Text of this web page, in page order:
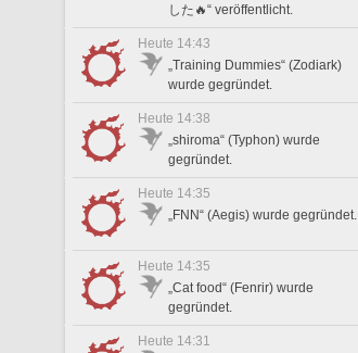
した🔥“ veröffentlicht.
Heute 14:43
„Training Dummies“ (Zodiark)
wurde gegründet.
Heute 14:38
„shiroma“ (Typhon) wurde
gegründet.
Heute 14:35
„FNN“ (Aegis) wurde gegründet.
Heute 14:35
„Cat food“ (Fenrir) wurde
gegründet.
Heute 14:31